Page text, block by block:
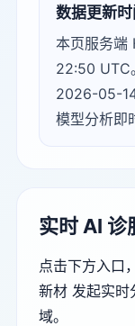
数据更新时
本页服务
22:50 UTC
2026-05-
模型分析即
实时 AI 诊
点击下方入口
新材 发起实时
域。